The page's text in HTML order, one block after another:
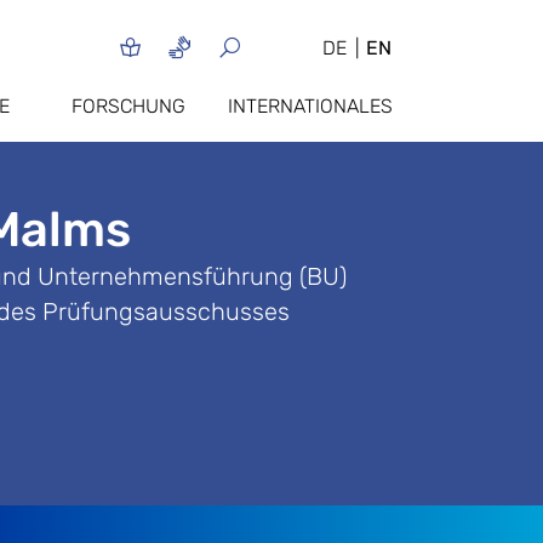
DE EN
FORSCHUNG INTERNATIONALES
Unternehmensführung (BU)
Prüfungsausschusses